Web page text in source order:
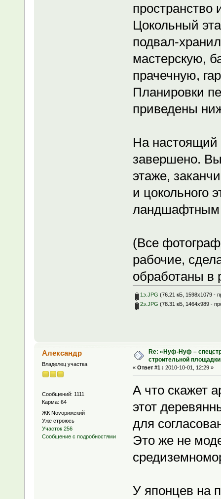
пространство
Цокольный
подвал-
мастерскую,
прачечную,
Планировки
приведены
На настоящий
завершено.
этаже,
и цокольного
ландшафтным
(Все
рабочие,
обработаны в
1э.JPG (76.21 кБ, 1598x1079 -
2э.JPG (78.31 кБ, 1464x989 -
Александр
Владелец участка
Сообщений: 1111
Карма: 64
ЖК Novoрижский
Уже строюсь
Участок 256
Сообщение с подробностями
Re: «Нуф-Нуф –
строительной
« Ответ #1 : 2010-10-01, 12:29 »
А что скажет
этот
для
Это же не
У японцев на